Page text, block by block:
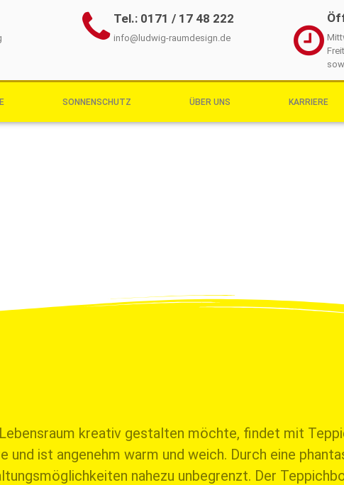
Tel.: 0171 / 17 48 222
info@ludwig-raumdesign.de
SONNENSCHUTZ ÜBER UNS KARRIERE
kreativ gestalten möchte, findet mit
ist angenehm warm und weich. Durch eine
nahezu unbegrenzt. Der